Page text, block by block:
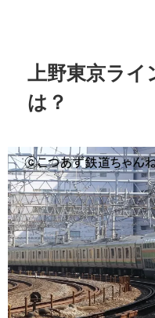
上野東京ライ
は？